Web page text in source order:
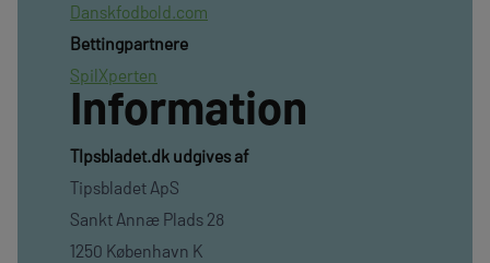
Danskfodbold.com
Bettingpartnere
SpilXperten
Information
TIpsbladet.dk udgives af
Tipsbladet ApS
Sankt Annæ Plads 28
1250 København K